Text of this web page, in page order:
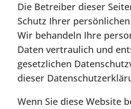
Die Betreiber dieser
Schutz Ihrer
Wir behandeln Ihre
Daten vertraulich und
gesetzlichen
dieser
Wenn Sie diese Website